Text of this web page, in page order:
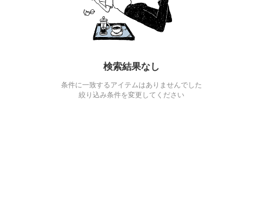
検索結果なし
条件に一致するアイテムはありませんでした
絞り込み条件を変更してください